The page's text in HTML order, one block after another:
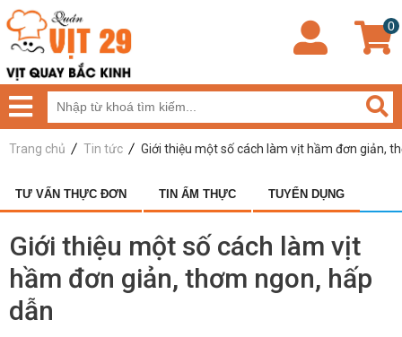
0
Trang chủ Tin tức Giới thiệu một số cách làm vịt hầm đơn giản,
TƯ VẤN THỰC ĐƠN TIN ẨM THỰC TUYỂN DỤNG
Giới thiệu một số cách làm vịt
hầm đơn giản, thơm ngon, hấp
dẫn